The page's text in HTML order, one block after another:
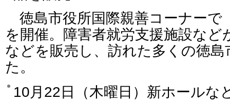
徳島市役所国際親善コーナーで
を開催。障害者就労支援施設な
などを販売し、訪れた多くの徳
た。
10月22日（木曜日）新ホール